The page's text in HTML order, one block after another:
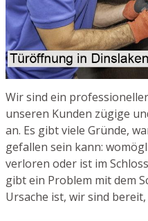
Wir sind ein
unseren Kunden zügige
an. Es gibt viele Gründe,
gefallen sein kann:
verloren oder ist im
gibt ein Problem mit dem
Ursache ist, wir sind